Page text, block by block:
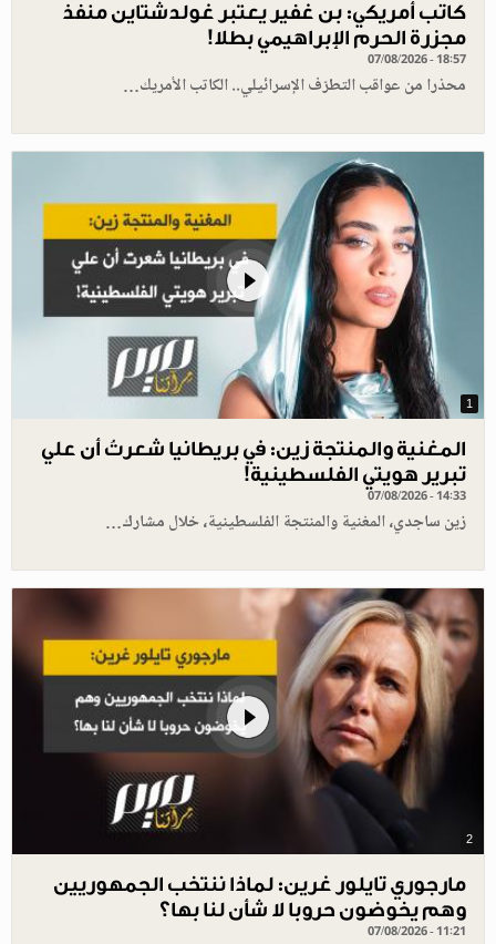
كاتب أمريكي: بن غفير يعتبر غولدشتاين منفذ
مجزرة الحرم الإبراهيمي بطلا!
07/08/2026 - 18:57
محذرا من عواقب التطرّف الإسرائيلي.. الكاتب الأمريك…
1
المغنية والمنتجة زين: في بريطانيا شعرتُ أن علي
تبرير هويتي الفلسطينية!
07/08/2026 - 14:33
زين ساجدي، المغنية والمنتجة الفلسطينية، خلال مشارك…
2
مارجوري تايلور غرين: لماذا ننتخب الجمهوريين
وهم يخوضون حروبا لا شأن لنا بها؟
07/08/2026 - 11:21